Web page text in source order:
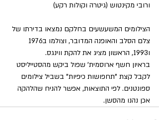
ורובי מקינטוש (גיטרה וקולות רקע)
הצילומים המשעשעים בחלקם נמצאו בדירתו של
ו1993, הראשון מציג את להקת ווינגס.
בראיון חשף ארוסמית' שפול ביקש מהסטייליסט
לקבל קצת "תחפושות כיפיות" בשביל צילומים
ספונטנים. לפי התוצאות, אפשר להניח שהלהקה
אכן נהנו מהסשן.